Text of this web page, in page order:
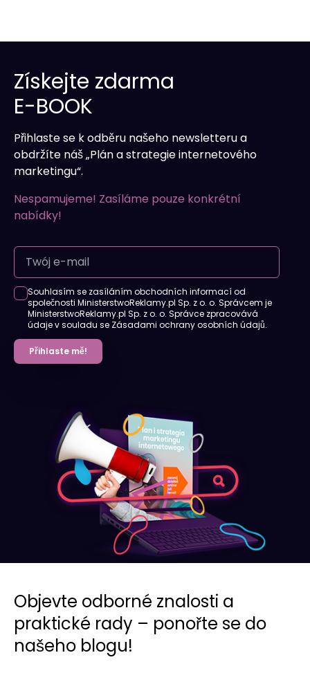
Získejte zdarma
E-BOOK
Přihlaste se k odběru našeho newsletteru a
obdržíte náš „Plán a strategie internetového
marketingu“.
Nespamujeme! Zasíláme pouze konkrétní
nabídky!
Souhlasím se zasíláním obchodních informací od
společnosti MinisterstwoReklamy.pl Sp. z o. o. Správcem je
MinisterstwoReklamy.pl Sp. z o. o. Správce zpracovává
údaje v souladu se Zásadami ochrany osobních údajů.
Přihlaste mě!
Objevte odborné znalosti a
praktické rady – ponořte se do
našeho blogu!